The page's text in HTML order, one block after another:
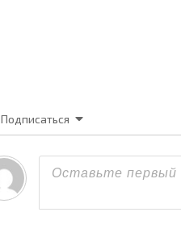
Подписаться